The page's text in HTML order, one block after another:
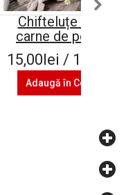
Chifteluțe din
carne de porc
15,00lei / 100 g
Adaugă în Coş